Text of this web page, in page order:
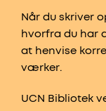
Når du skriver
hvorfra du har
at henvise
værker.
UCN Bibliotek